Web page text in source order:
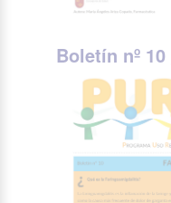
Boletín nº 10